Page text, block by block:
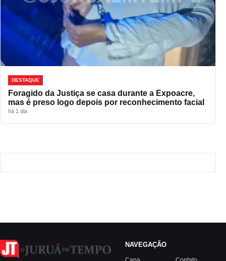
DESTAQUE
Foragido da Justiça se casa durante a Expoacre,
mas é preso logo depois por reconhecimento facial
há 1 dia
NAVEGAÇÃO